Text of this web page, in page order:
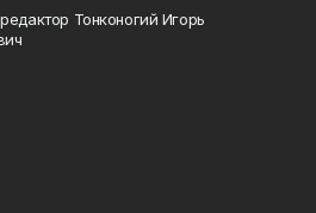
Тонконогий Игорь